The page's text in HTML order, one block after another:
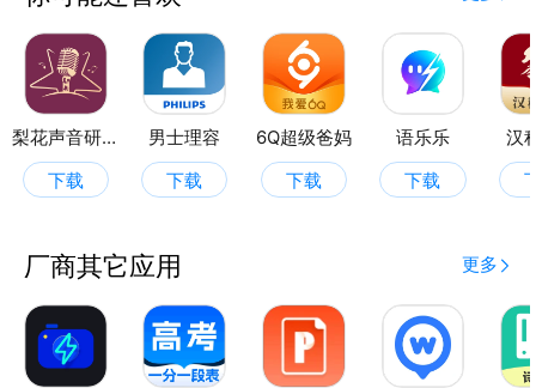
聊天、想增加聊天趣味性的人提供使用，无论是单身狗
想要脱单、还是情侣想要增进感情、提升自己聊天技
巧，这款工具都可以帮你实现！
梨花声音研修院
下载
男士理容
下载
6Q超级爸妈
下载
语乐乐
下载
汉
厂商其它应用 更多